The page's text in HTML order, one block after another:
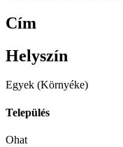
Cím
Helyszín
Egyek (Környéke)
Település
Ohat